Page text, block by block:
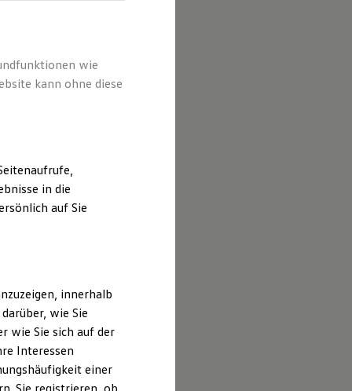
wie
kann ohne diese
in die
auf Sie
innerhalb
wie Sie
wie Sie sich auf der
Interessen
einer
Sie registrieren, ob